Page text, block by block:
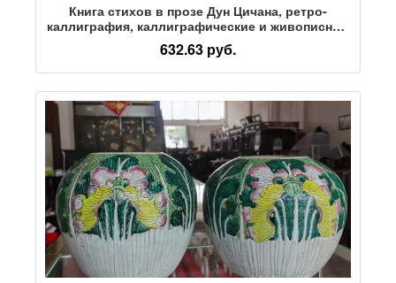
Книга стихов в прозе Дун Цичана, ретро-
каллиграфия, каллиграфические и живописные
работы, подлинная древняя каллиграфия с
микроструйной обработкой высокой четкости
и копии репродукций каллиграфии
632.63 руб.